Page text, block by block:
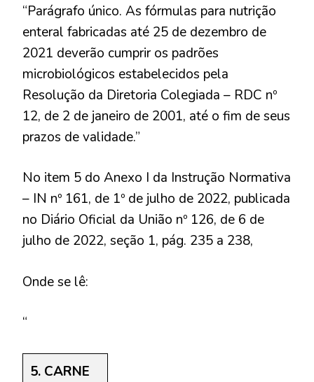
“Parágrafo único. As fórmulas para nutrição
enteral fabricadas até 25 de dezembro de
2021 deverão cumprir os padrões
microbiológicos estabelecidos pela
Resolução da Diretoria Colegiada – RDC nº
12, de 2 de janeiro de 2001, até o fim de seus
prazos de validade.”
No item 5 do Anexo I da Instrução Normativa
– IN nº 161, de 1º de julho de 2022, publicada
no Diário Oficial da União nº 126, de 6 de
julho de 2022, seção 1, pág. 235 a 238,
Onde se lê:
“
5. CARNE